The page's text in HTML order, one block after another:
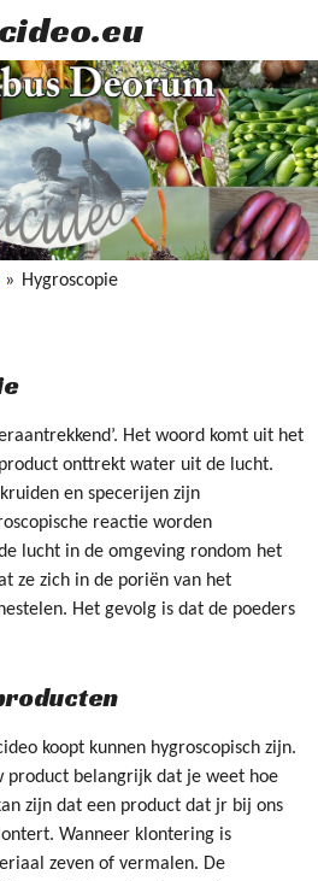
» Hygroscopie
Het woord komt uit het
onttrekt water uit de lucht.
en specerijen zijn
reactie worden
lucht in de omgeving rondom het
ze zich in de poriën van het
Het gevolg is dat de poeders
koopt kunnen hygroscopisch zijn.
product belangrijk dat je weet hoe
zijn dat een product dat jr bij ons
Wanneer klontering is
zeven of vermalen. De